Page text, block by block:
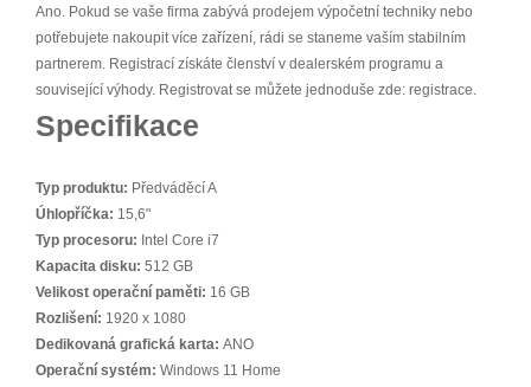
Ano. Pokud se vaše firma zabývá prodejem výpočetní techniky nebo
potřebujete nakoupit více zařízení, rádi se staneme vaším stabilním
partnerem. Registrací získáte členství v dealerském programu a
související výhody. Registrovat se můžete jednoduše zde: registrace.
Specifikace
Typ produktu: Předváděcí A
Úhlopříčka: 15,6"
Typ procesoru: Intel Core i7
Kapacita disku: 512 GB
Velikost operační paměti: 16 GB
Rozlišení: 1920 x 1080
Dedikovaná grafická karta: ANO
Operační systém: Windows 11 Home